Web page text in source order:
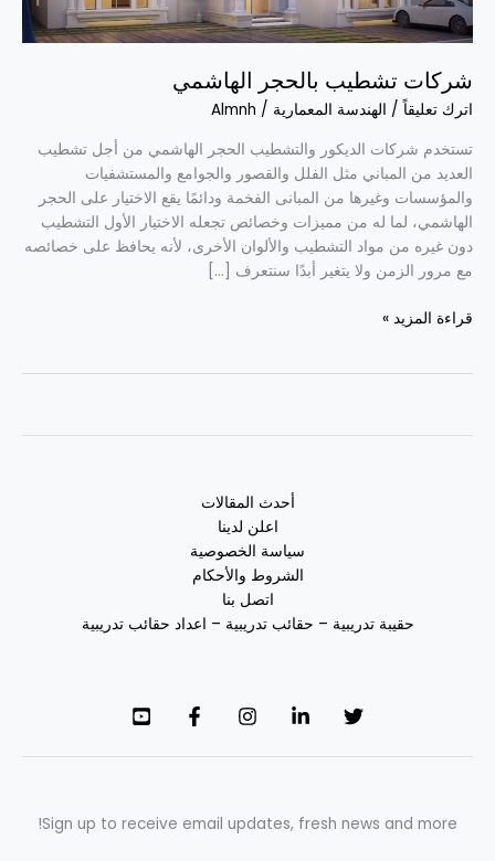
شركات تشطيب بالحجر الهاشمي
اترك تعليقاً / الهندسة المعمارية /
Almnh
تستخدم شركات الديكور والتشطيب الحجر الهاشمي من أجل تشطيب
العديد من المباني مثل الفلل والقصور والجوامع والمستشفيات
والمؤسسات وغيرها من المبانى الفخمة ودائمًا يقع الاختيار على الحجر
الهاشمي، لما له من مميزات وخصائص تجعله الاختيار الأول التشطيب
دون غيره من مواد التشطيب والألوان الأخرى، لأنه يحافظ على خصائصه
مع مرور الزمن ولا يتغير أبدًا سنتعرف […]
قراءة المزيد »
أحدث المقالات
اعلن لدينا
سياسة الخصوصية
الشروط والأحكام
اتصل بنا
حقيبة تدريبية – حقائب تدريبية – اعداد حقائب تدريبية
Sign up to receive email updates, fresh news and more!